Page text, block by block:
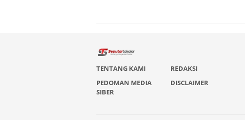
TENTANG KAMI REDAKSI
PEDOMAN MEDIA
SIBER
DISCLAIMER